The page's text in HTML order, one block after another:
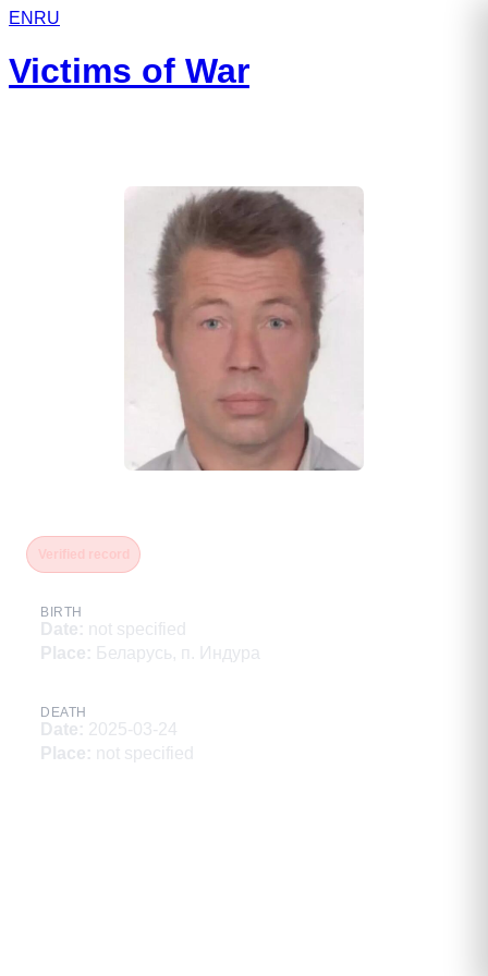
EN RU
Victims of War
BIRTH
Date: not specified
Place: Беларусь, п. Индура
DEATH
Date: 2025-03-24
Place: not specified